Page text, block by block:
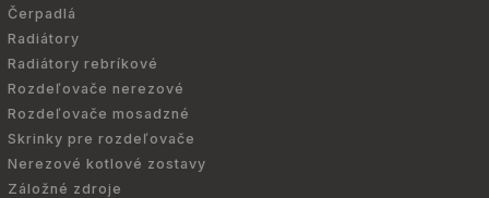
Čerpadlá
Radiátory
Radiátory rebríkové
Rozdeľovače nerezové
Rozdeľovače mosadzné
Skrinky pre rozdeľovače
Nerezové kotlové zostavy
Záložné zdroje